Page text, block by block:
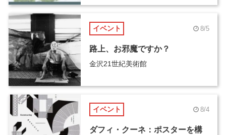
イベント 8/5
路上、お邪魔ですか？
金沢21世紀美術館
イベント 8/4
ダフィ・クーネ：ポスターを構